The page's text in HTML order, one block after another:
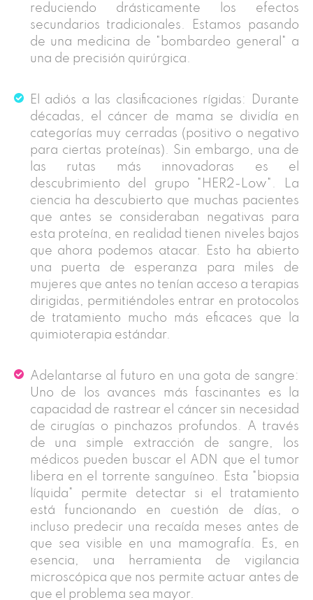
reduciendo drásticamente los efectos
secundarios tradicionales. Estamos pasando
de una medicina de "bombardeo general" a
una de precisión quirúrgica.
El adiós a las clasificaciones rígidas: Durante
décadas, el cáncer de mama se dividía en
categorías muy cerradas (positivo o negativo
para ciertas proteínas). Sin embargo, una de
las rutas más innovadoras es el
descubrimiento del grupo "HER2-Low". La
ciencia ha descubierto que muchas pacientes
que antes se consideraban negativas para
esta proteína, en realidad tienen niveles bajos
que ahora podemos atacar. Esto ha abierto
una puerta de esperanza para miles de
mujeres que antes no tenían acceso a terapias
dirigidas, permitiéndoles entrar en protocolos
de tratamiento mucho más eficaces que la
quimioterapia estándar.
Adelantarse al futuro en una gota de sangre:
Uno de los avances más fascinantes es la
capacidad de rastrear el cáncer sin necesidad
de cirugías o pinchazos profundos. A través
de una simple extracción de sangre, los
médicos pueden buscar el ADN que el tumor
libera en el torrente sanguíneo. Esta "biopsia
líquida" permite detectar si el tratamiento
está funcionando en cuestión de días, o
incluso predecir una recaída meses antes de
que sea visible en una mamografía. Es, en
esencia, una herramienta de vigilancia
microscópica que nos permite actuar antes de
que el problema sea mayor.